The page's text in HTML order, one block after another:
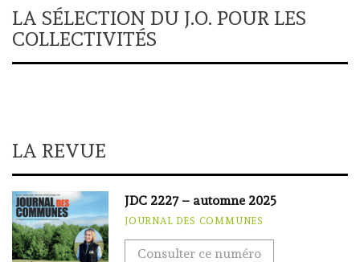
LA SÉLECTION DU J.O. POUR LES
COLLECTIVITÉS
LA REVUE
JDC 2227 – automne 2025
JOURNAL DES COMMUNES
Consulter ce numéro